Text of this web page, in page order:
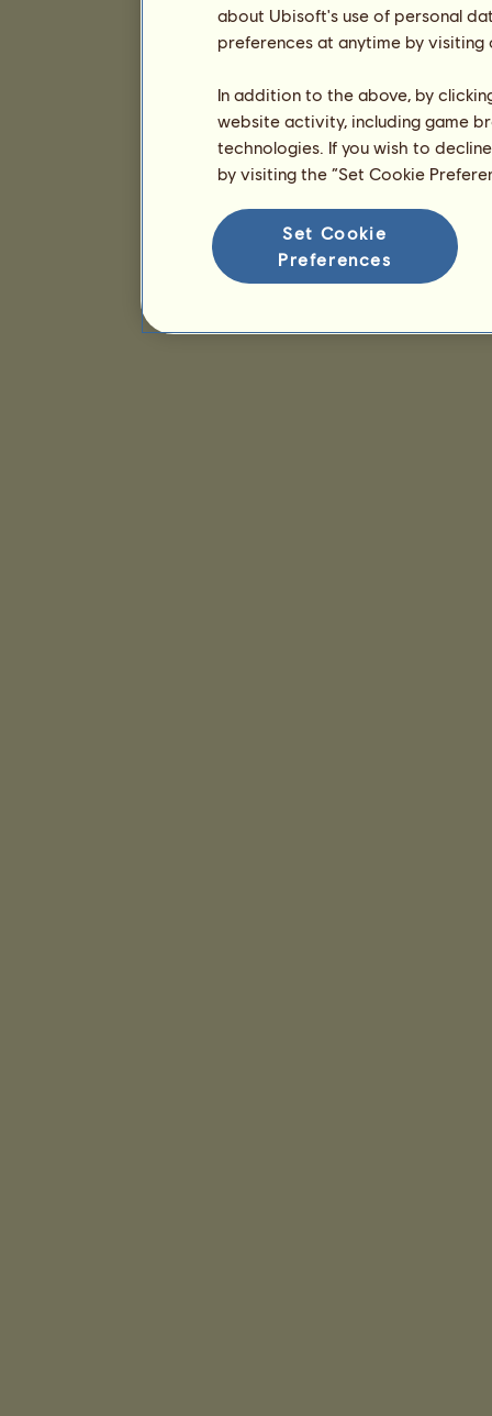
about Ubisoft's use of personal
preferences at anytime by
In addition to the above, by
website activity, including game
technologies. If you wish to
by visiting the “Set Cookie
Set Cookie
Preferences